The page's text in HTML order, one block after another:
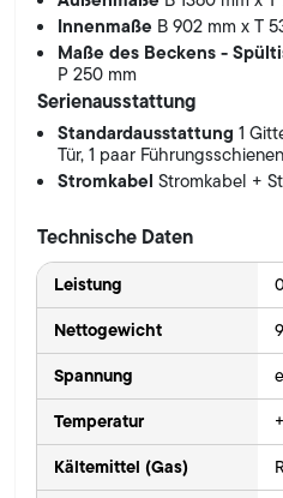
Innenmaße B 902 mm x T
Maße des Beckens -
P 250 mm
Serienausstattung
Standardausstattung1
Tür, 1 paar
StromkabelStromkabel +
Technische Daten
Leistung
Nettogewicht
Spannung
Temperatur
Kältemittel (Gas)